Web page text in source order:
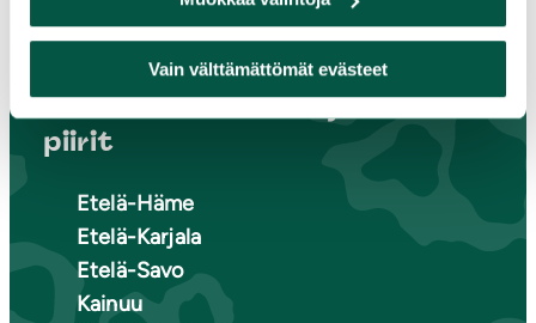
Vain välttämättömät evästeet
Suomen luonnonsuojeluliiton
piirit
Etelä-Häme
Etelä-Karjala
Etelä-Savo
Kainuu